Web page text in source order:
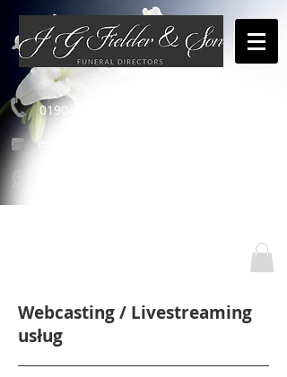
01904 654460
enquiries@jgfielderandson.co.uk
Webcasting / Livestreaming
usług